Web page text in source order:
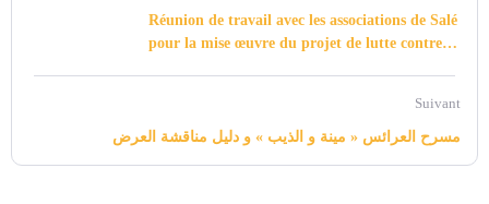
Réunion de travail avec les associations de Salé
pour la mise œuvre du projet de lutte contre la
Suivant
مسرح العرائس « مينة و الذيب » و دليل مناقشة العرض